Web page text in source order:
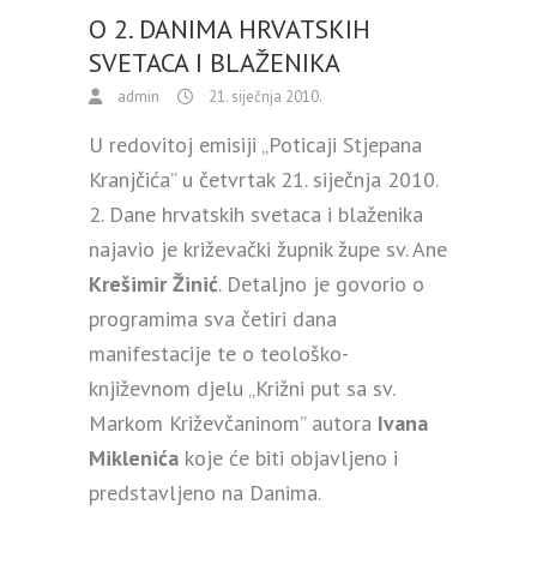
O 2. DANIMA HRVATSKIH
SVETACA I BLAŽENIKA
admin 21. siječnja 2010.
U redovitoj emisiji „Poticaji Stjepana
Kranjčića” u četvrtak 21. siječnja 2010.
2. Dane hrvatskih svetaca i blaženika
najavio je križevački župnik župe sv. Ane
Krešimir Žinić. Detaljno je govorio o
programima sva četiri dana
manifestacije te o teološko-
književnom djelu „Križni put sa sv.
Markom Križevčaninom” autora Ivana
Miklenića koje će biti objavljeno i
predstavljeno na Danima.